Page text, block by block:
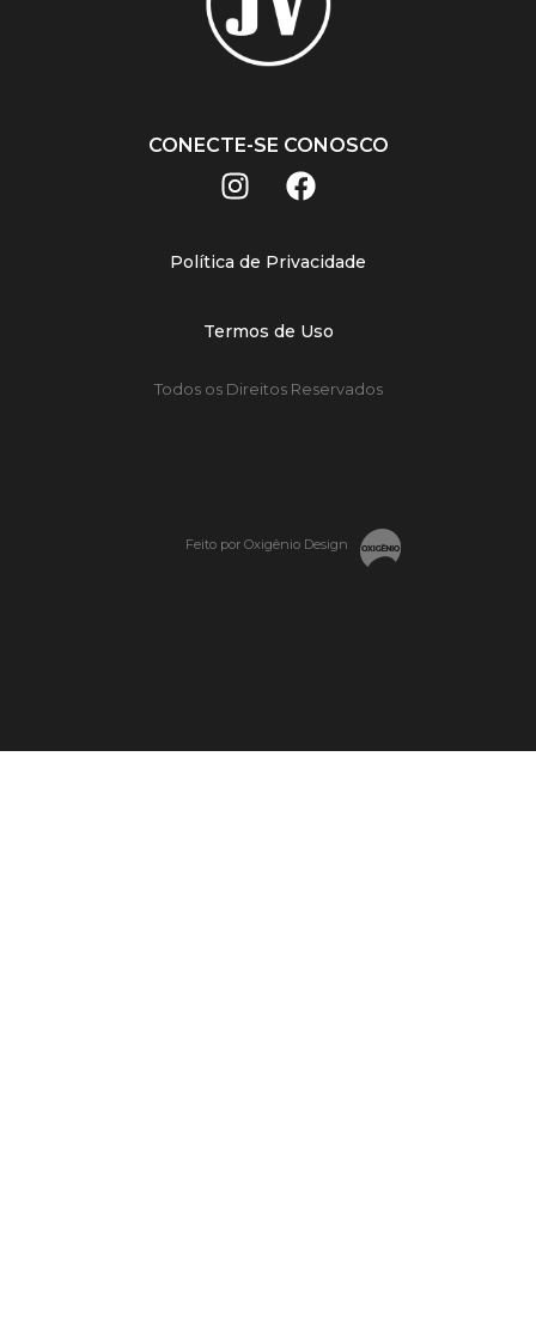
CONECTE-SE CONOSCO
Política de Privacidade
Termos de Uso
Todos os Direitos Reservados
Feito por Oxigênio Design